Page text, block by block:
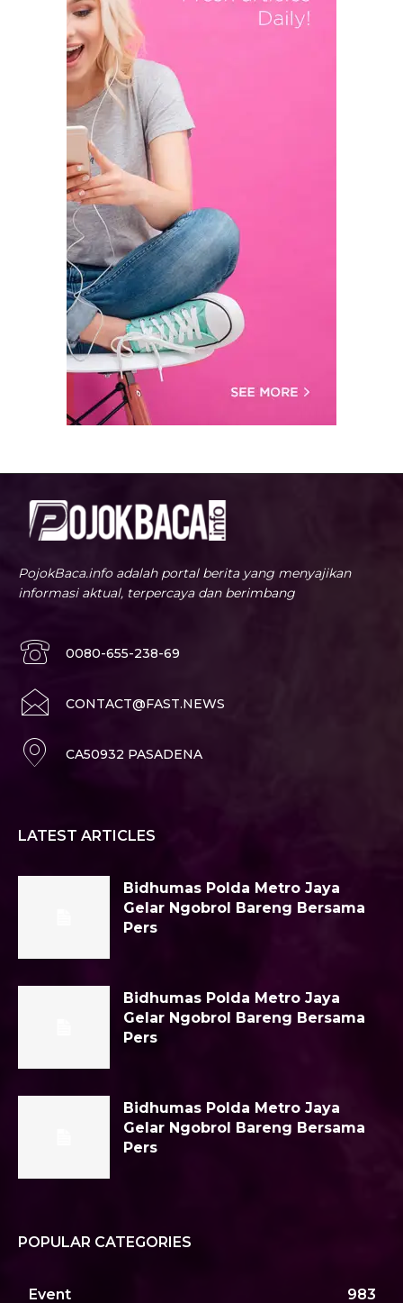
PojokBaca.info adalah portal berita yang menyajikan
informasi aktual, terpercaya dan berimbang
0080-655-238-69
CONTACT@FAST.NEWS
CA50932 PASADENA
LATEST ARTICLES
Bidhumas Polda Metro Jaya
Gelar Ngobrol Bareng Bersama
Pers
Bidhumas Polda Metro Jaya
Gelar Ngobrol Bareng Bersama
Pers
Bidhumas Polda Metro Jaya
Gelar Ngobrol Bareng Bersama
Pers
POPULAR CATEGORIES
Event 983